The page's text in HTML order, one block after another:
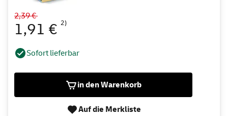
2,39 €
1,91 € 2)
Sofort lieferbar
in den Warenkorb
Auf die Merkliste